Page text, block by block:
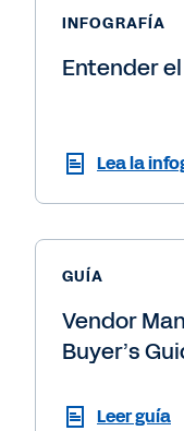
INFOGRAFÍA
Entender
Lea la
GUÍA
Vendor
Buyer’s
Leer guía